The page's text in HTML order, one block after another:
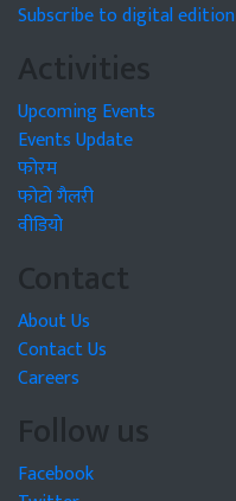
Subscribe to digital edition
Activities
Upcoming Events
Events Update
फोरम
फोटो गैलरी
वीडियो
Contact
About Us
Contact Us
Careers
Follow us
Facebook